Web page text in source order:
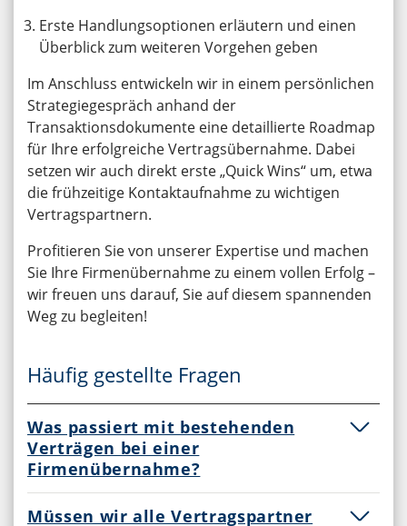
Erste Handlungsoptionen erläutern und einen
Überblick zum weiteren Vorgehen geben
Im Anschluss entwickeln wir in einem persönlichen
Strategiegespräch anhand der
Transaktionsdokumente eine detaillierte Roadmap
für Ihre erfolgreiche Vertragsübernahme. Dabei
setzen wir auch direkt erste „Quick Wins“ um, etwa
die frühzeitige Kontaktaufnahme zu wichtigen
Vertragspartnern.
Profitieren Sie von unserer Expertise und machen
Sie Ihre Firmenübernahme zu einem vollen Erfolg –
wir freuen uns darauf, Sie auf diesem spannenden
Weg zu begleiten!
Häufig gestellte Fragen
Was passiert mit bestehenden
Verträgen bei einer
Firmenübernahme?
Müssen wir alle Vertragspartner